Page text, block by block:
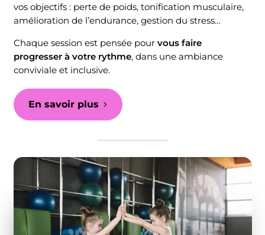
vos objectifs : perte de poids, tonification musculaire,
amélioration de l’endurance, gestion du stress…
Chaque session est pensée pour vous faire
progresser à votre rythme, dans une ambiance
conviviale et inclusive.
En savoir plus